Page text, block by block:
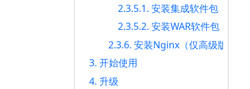
2.3.5.1. 安装集成软件包
2.3.5.2. 安装WAR软件包
2.3.6. 安装Nginx（仅高级版需要）
3. 开始使用
4. 升级